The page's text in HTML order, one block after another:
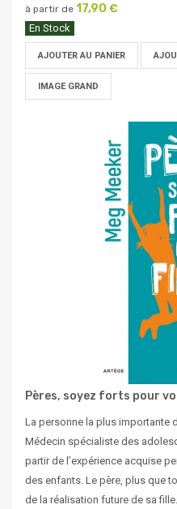
à partir de 17,90 €
En Stock
AJOUTER AU PANIER
IMAGE GRAND
Pères, soyez forts pour
La personne la plus importante
Médecin spécialiste des
partir de l’expérience acquise
des enfants. Le père, plus que
de la réalisation future de sa